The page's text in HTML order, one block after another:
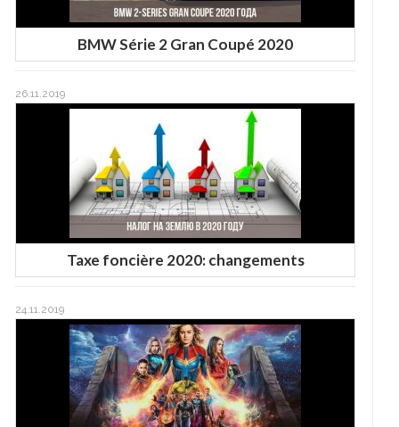
BMW Série 2 Gran Coupé 2020
26.11.2019
Taxe foncière 2020: changements
24.11.2019